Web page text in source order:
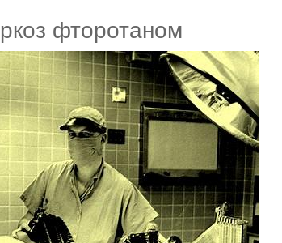
фторотаном